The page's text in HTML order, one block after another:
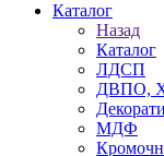
Каталог
Назад
Каталог
ЛДСП
ДВПО,
МДФ